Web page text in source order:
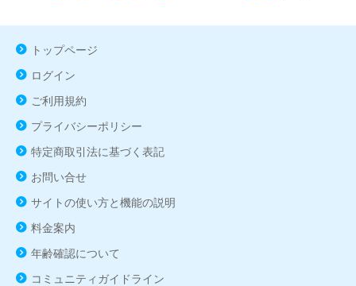
トップページ
ログイン
ご利用規約
プライバシーポリシー
特定商取引法に基づく表記
お問い合せ
サイトの使い方と機能の説明
料金案内
年齢確認について
コミュニティガイドライン